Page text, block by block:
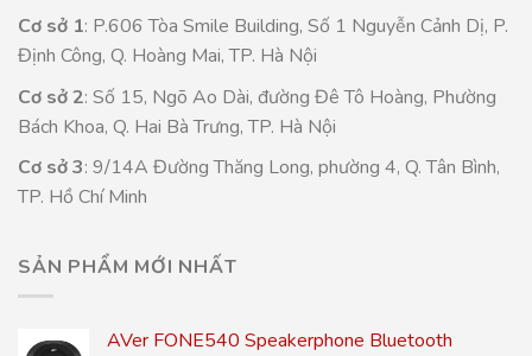
Cơ sở 1: P.606 Tòa Smile Building, Số 1 Nguyễn Cảnh Dị, P.
Định Công, Q. Hoàng Mai, TP. Hà Nội
Cơ sở 2: Số 15, Ngõ Ao Dài, đường Đê Tô Hoàng, Phường
Bách Khoa, Q. Hai Bà Trưng, TP. Hà Nội
Cơ sở 3: 9/14A Đường Thăng Long, phường 4, Q. Tân Bình,
TP. Hồ Chí Minh
SẢN PHẨM MỚI NHẤT
AVer FONE540 Speakerphone Bluetooth